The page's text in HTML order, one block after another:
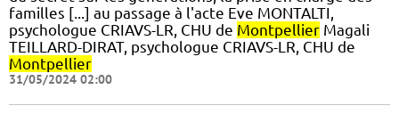
familles [...] au passage à l'acte Eve MONTALTI,
psychologue CRIAVS-LR, CHU de Montpellier Magali
TEILLARD-DIRAT, psychologue CRIAVS-LR, CHU de
Montpellier
31/05/2024 02:00